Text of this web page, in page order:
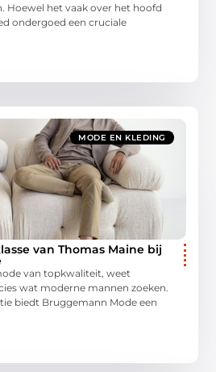
Hoewel het vaak over het hoofd
ondergoed een cruciale
MODE EN KLEDING
van Thomas Maine bij
van topkwaliteit, weet
wat moderne mannen zoeken.
biedt Bruggemann Mode een